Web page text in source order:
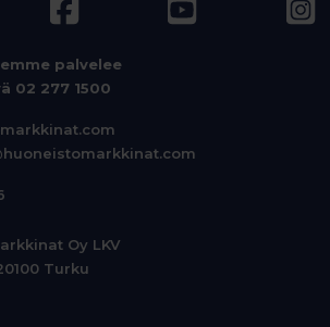
palvelee
02 277 1500
Oy LKV
Turku